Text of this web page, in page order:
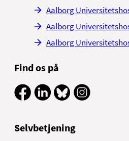
Aalborg
Aalborg
Aalborg
Find os på
Selvbetjening